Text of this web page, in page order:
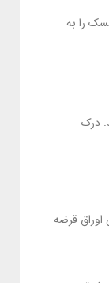
را به
درک
اوراق قرضه